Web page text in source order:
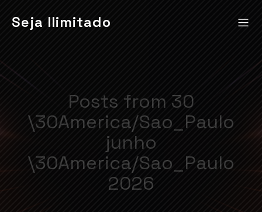
Seja Ilimitado
Posts from 30
\30America/Sao_Paulo
junho
\30America/Sao_Paulo
2026